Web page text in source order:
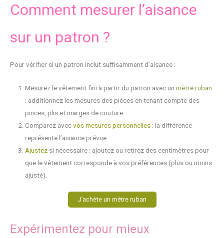
Comment mesurer l’aisance
sur un patron ?
Pour vérifier si un patron inclut suffisamment d’aisance :
Mesurez le vêtement fini à partir du patron avec un mètre ruban
: additionnez les mesures des pièces en tenant compte des
pinces, plis et marges de couture.
Comparez avecvos mesures personnelles : la différence
représente l’aisance prévue.
Ajustez si nécessaire : ajoutez ou retirez des centimètres pour
que le vêtement corresponde à vos préférences (plus ou moins
ajusté).
J’achète un mètre ruban
Expérimentez pour mieux